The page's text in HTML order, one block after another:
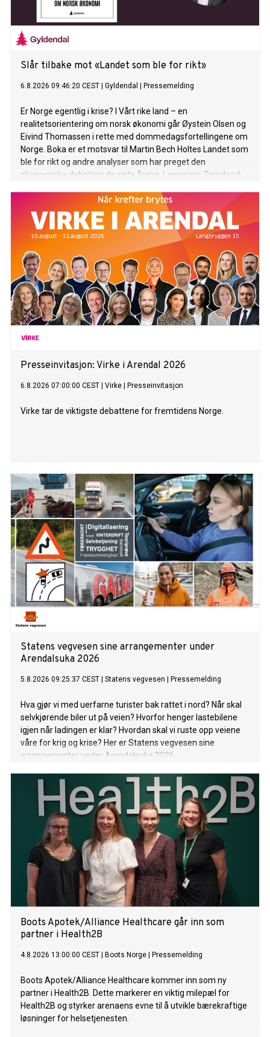
Slår tilbake mot «Landet som ble for rikt»
6.8.2026 09:46:20 CEST Gyldendal Pressemelding
Er Norge egentlig i krise? I Vårt rike land – en
realitetsorientering om norsk økonomi går Øystein Olsen og
Eivind Thomassen i rette med dommedagsfortellingene om
Norge. Boka er et motsvar til Martin Bech Holtes Landet som
ble for rikt og andre analyser som har preget den
økonomiske debatten de siste årene. Lansering: Torsdag 6.
Presseinvitasjon: Virke i Arendal 2026
6.8.2026 07:00:00 CEST Virke Presseinvitasjon
Virke tar de viktigste debattene for fremtidens Norge.
Statens vegvesen sine arrangementer under
Arendalsuka 2026
5.8.2026 09:25:37 CEST Statens vegvesen Pressemelding
Hva gjør vi med uerfarne turister bak rattet i nord? Når skal
selvkjørende biler ut på veien? Hvorfor henger lastebilene
igjen når ladingen er klar? Hvordan skal vi ruste opp veiene
våre for krig og krise? Her er Statens vegvesen sine
arrangementer under Arendalsuka 2026.
Boots Apotek/Alliance Healthcare går inn som
partner i Health2B
4.8.2026 13:00:00 CEST Boots Norge Pressemelding
Boots Apotek/Alliance Healthcare kommer inn som ny
partner i Health2B. Dette markerer en viktig milepæl for
Health2B og styrker arenaens evne til å utvikle bærekraftige
løsninger for helsetjenesten.